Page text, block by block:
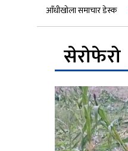
आँधीखोला समाचार डेस्क
सेरोफेरो